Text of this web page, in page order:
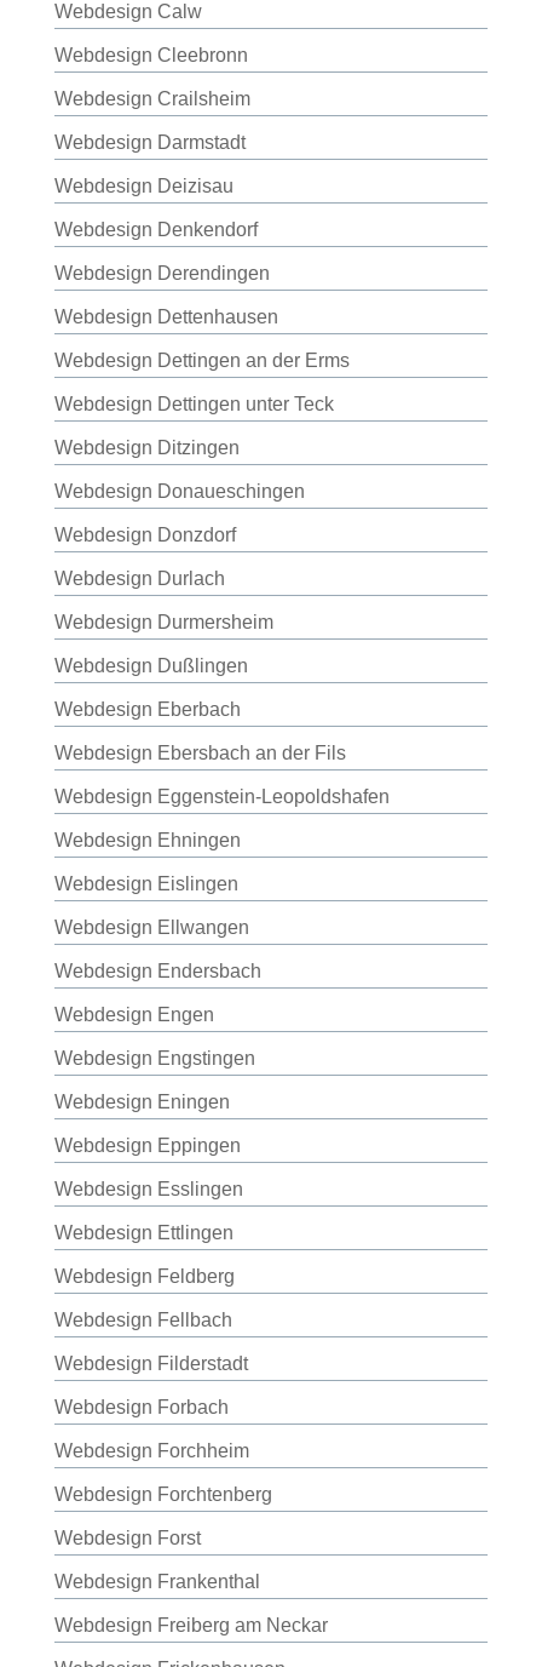
Webdesign Calw
Webdesign Cleebronn
Webdesign Crailsheim
Webdesign Darmstadt
Webdesign Deizisau
Webdesign Denkendorf
Webdesign Derendingen
Webdesign Dettenhausen
Webdesign Dettingen an der Erms
Webdesign Dettingen unter Teck
Webdesign Ditzingen
Webdesign Donaueschingen
Webdesign Donzdorf
Webdesign Durlach
Webdesign Durmersheim
Webdesign Dußlingen
Webdesign Eberbach
Webdesign Ebersbach an der Fils
Webdesign Eggenstein-Leopoldshafen
Webdesign Ehningen
Webdesign Eislingen
Webdesign Ellwangen
Webdesign Endersbach
Webdesign Engen
Webdesign Engstingen
Webdesign Eningen
Webdesign Eppingen
Webdesign Esslingen
Webdesign Ettlingen
Webdesign Feldberg
Webdesign Fellbach
Webdesign Filderstadt
Webdesign Forbach
Webdesign Forchheim
Webdesign Forchtenberg
Webdesign Forst
Webdesign Frankenthal
Webdesign Freiberg am Neckar